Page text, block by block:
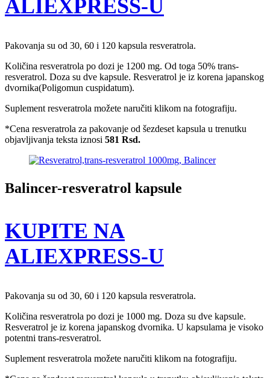
ALIEXPRESS-U
Pakovanja su od 30, 60 i 120 kapsula resveratrola.
Količina resveratrola po dozi je 1200 mg. Od toga 50% trans-
resveratrol. Doza su dve kapsule. Resveratrol je iz korena japanskog
dvornika(Poligomun cuspidatum).
Suplement resveratrola možete naručiti klikom na fotografiju.
*Cena resveratrola za pakovanje od šezdeset kapsula u trenutku
objavljivanja teksta iznosi 581 Rsd.
Balincer-resveratrol kapsule
KUPITE NA
ALIEXPRESS-U
Pakovanja su od 30, 60 i 120 kapsula resveratrola.
Količina resveratrola po dozi je 1000 mg. Doza su dve kapsule.
Resveratrol je iz korena japanskog dvornika. U kapsulama je visoko
potentni trans-resveratrol.
Suplement resveratrola možete naručiti klikom na fotografiju.